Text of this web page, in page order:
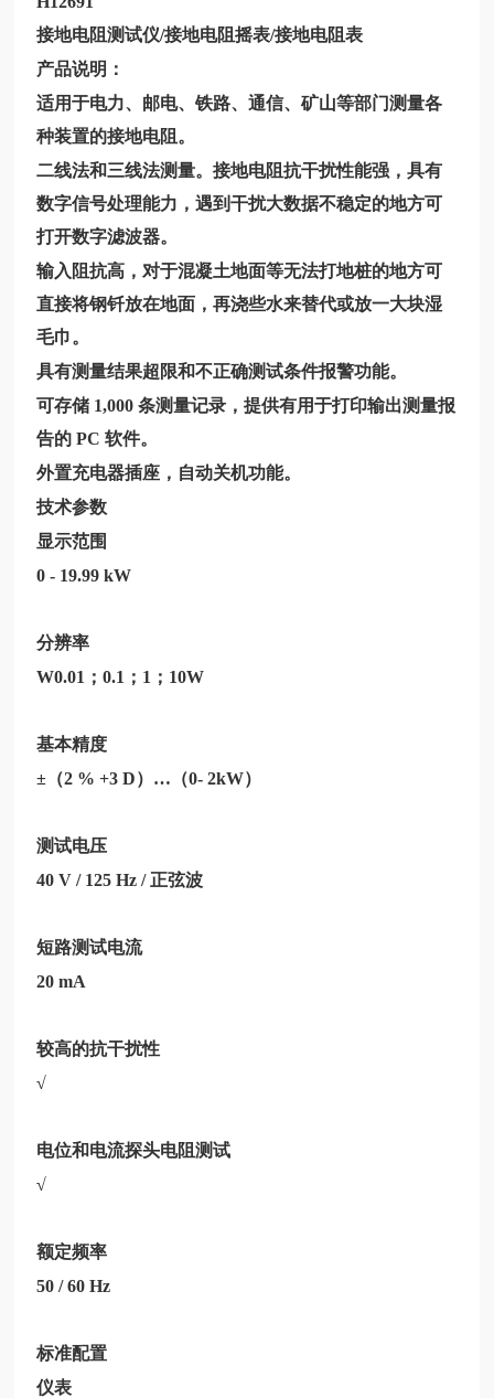
接地电阻测试仪/接地电阻摇表/接地电阻表
产品说明：
适用于电力、邮电、铁路、通信、矿山等部门测量各
种装置的接地电阻。
二线法和三线法测量。接地电阻抗干扰性能强，具有
数字信号处理能力，遇到干扰大数据不稳定的地方可
打开数字滤波器。
输入阻抗高，对于混凝土地面等无法打地桩的地方可
直接将钢钎放在地面，再浇些水来替代或放一大块湿
毛巾。
具有测量结果超限和不正确测试条件报警功能。
可存储 1,000 条测量记录，提供有用于打印输出测量报
告的 PC 软件。
外置充电器插座，自动关机功能。
技术参数
显示范围
0 - 19.99 kW
分辨率
W0.01；0.1；1；10W
基本精度
±（2 % +3 D）…（0- 2kW）
测试电压
40 V / 125 Hz / 正弦波
短路测试电流
20 mA
较高的抗干扰性
√
电位和电流探头电阻测试
√
额定频率
50 / 60 Hz
标准配置
仪表